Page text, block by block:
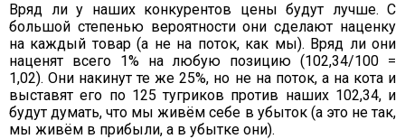
Вряд ли у наших конкурентов цены будут лучше. С
большой степенью вероятности они сделают наценку
на каждый товар (а не на поток, как мы). Вряд ли они
наценят всего 1% на любую позицию (102,34/100 =
1,02). Они накинут те же 25%, но не на поток, а на кота и
выставят его по 125 тугриков против наших 102,34, и
будут думать, что мы живём себе в убыток (а это не так,
мы живём в прибыли, а в убытке они).